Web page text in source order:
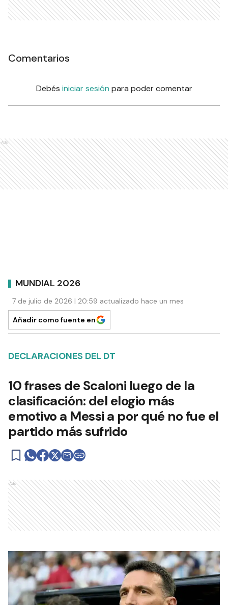
Comentarios
Debés iniciar sesión para poder comentar
Ads
MUNDIAL 2026
7 de julio de 2026 | 20:59 actualizado hace un mes
Añadir como fuente en
DECLARACIONES DEL DT
10 frases de Scaloni luego de la
clasificación: del elogio más
emotivo a Messi a por qué no fue el
partido más sufrido
Ads